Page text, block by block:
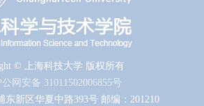
© 上海科技大学 版权所有
网安备 31011502006855号
东新区华夏中路393号 邮编：201210